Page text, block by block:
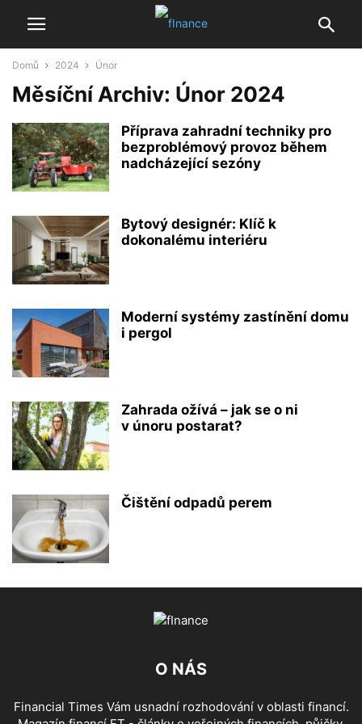
Domů 2024 Únor
Měsíční Archiv: Únor 2024
Příprava zahradní techniky pro
bezproblémový provoz během
nadcházející sezóny
Bytový designér: Klíč k
dokonalému interiéru
Moderní systémy zastínění domu
i pergol
Zahrada ožívá – jak se o ni
v únoru postarat?
Čištění odpadů perem
O NÁS
Financial Times Vám usnadní rozhodování v oblasti financí.